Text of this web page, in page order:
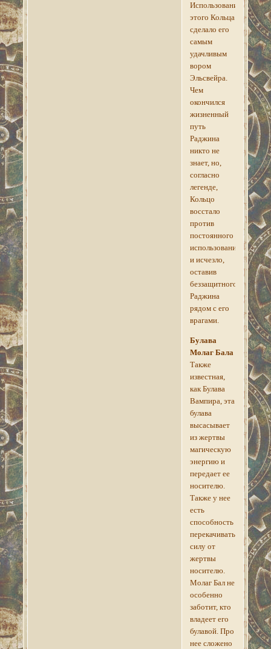
Использование
этого Кольца
сделало его
самым
удачливым
вором
Эльсвейра.
Чем
окончился
жизненный
путь
Раджина
никто не
знает, но,
согласно
легенде,
Кольцо
восстало
против
постоянного
использования
и исчезло,
оставив
беззащитного
Раджина
рядом с его
врагами.
Булава
Молаг Бала
Также
известная,
как Булава
Вампира, эта
булава
высасывает
из жертвы
магическую
энергию и
передает ее
носителю.
Также у нее
есть
способность
перекачивать
силу от
жертвы
носителю.
Молаг Бал не
особенно
заботит, кто
владеет его
булавой. Про
нее сложено